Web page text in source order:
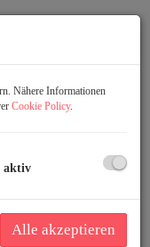
Lage Nähe
Nähere Informationen
Cookie Policy.
aktiv
Alle akzeptieren